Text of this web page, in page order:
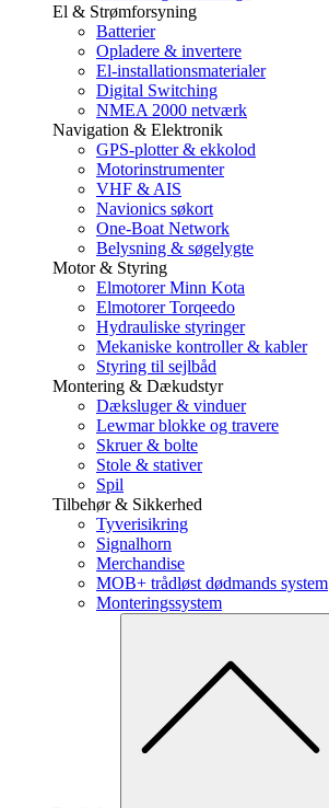
El & Strømforsyning
Batterier
Opladere & invertere
El-installationsmaterialer
Digital Switching
NMEA 2000 netværk
Navigation & Elektronik
GPS-plotter & ekkolod
Motorinstrumenter
VHF & AIS
Navionics søkort
One-Boat Network
Belysning & søgelygte
Motor & Styring
Elmotorer Minn Kota
Elmotorer Torqeedo
Hydrauliske styringer
Mekaniske kontroller & kabler
Styring til sejlbåd
Montering & Dækudstyr
Dæksluger & vinduer
Lewmar blokke og travere
Skruer & bolte
Stole & stativer
Spil
Tilbehør & Sikkerhed
Tyverisikring
Signalhorn
Merchandise
MOB+ trådløst dødmands system
Monteringssystem